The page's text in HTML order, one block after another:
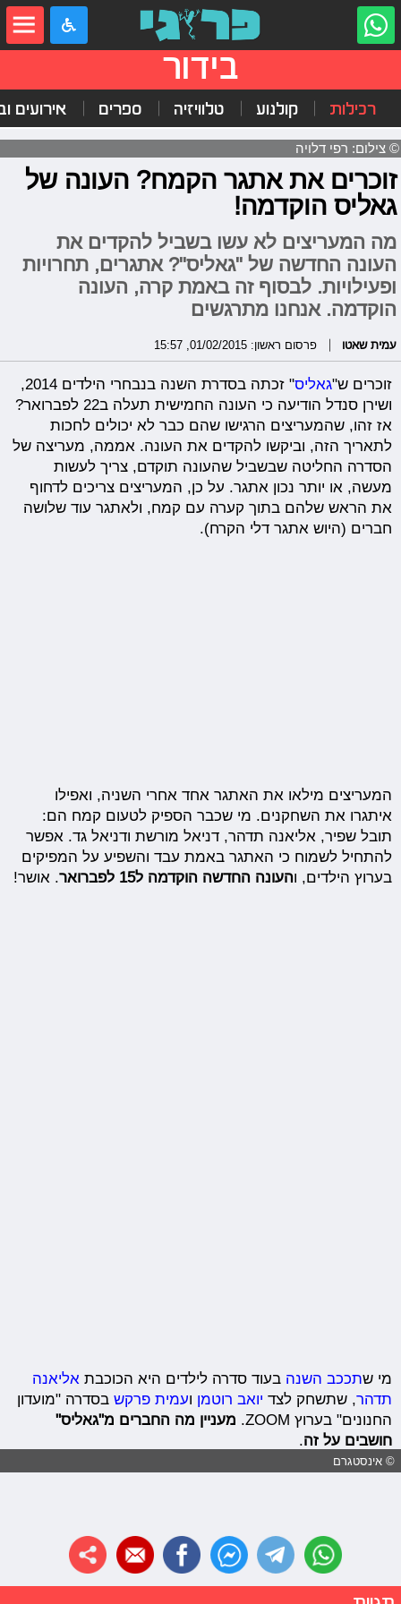
בידור
רכילות קולנוע טלוויזיה ספרים אירועים
© צילום: רפי דלויה
זוכרים את אתגר הקמח? העונה של
גאליס הוקדמה!
מה המעריצים לא עשו בשביל להקדים את
העונה החדשה של "גאליס"? אתגרים, תחרויות
ופעילויות. לבסוף זה באמת קרה, העונה
הוקדמה. אנחנו מתרגשים
עמית שאטו פרסום ראשון: 01/02/2015, 15:57
זוכרים ש"גאליס
" זכתה בסדרת השנה בנבחרי הילדים 2014,
ושירן סנדל הודיעה כי העונה החמישית תעלה ב22 לפברואר?
אז זהו, שהמעריצים הרגישו שהם כבר לא יכולים לחכות
לתאריך הזה, וביקשו להקדים את העונה. אממה, מעריצה של
הסדרה החליטה שבשביל שהעונה תוקדם, צריך לעשות
מעשה, או יותר נכון אתגר. על כן, המעריצים צריכים לדחוף
את הראש שלהם בתוך קערה עם קמח, ולאתגר עוד שלושה
חברים (היוש אתגר דלי הקרח).
המעריצים מילאו את האתגר אחד אחרי השניה, ואפילו
איתגרו את השחקנים. מי שכבר הספיק לטעום קמח הם:
תובל שפיר, אליאנה תדהר, דניאל מורשת ודניאל גד. אפשר
להתחיל לשמוח כי האתגר באמת עבד והשפיע על המפיקים
בערוץ הילדים, והעונה החדשה הוקדמה ל15 לפברואר . אושר!
מי שתככב השנה בעוד סדרה לילדים היא הכוכבתאליאנה
תדהר, שתשחק לצד יואב רוטמן ועמית פרקשבסדרה "מועדון
החנונים" בערוץ ZOOM.
מעניין מה החברים מ"גאליס"
חושבים על זה.
© אינסטגרם